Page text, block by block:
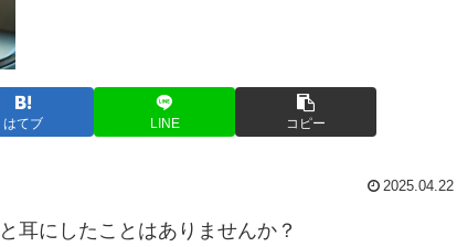
はてブ LINE コピー
2025.04.22
と耳にしたことはありませんか？